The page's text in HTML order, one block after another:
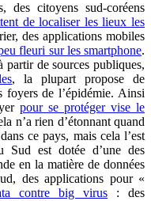
des citoyens sud-coréens
de localiser les lieux les
des applications mobiles
fleuri sur les smartphone.
partir de sources publiques,
, la plupart propose de
foyers de l’épidémie. Ainsi
pour se protéger vise le
n’a rien d’étonnant quand
ce pays, mais cela l’est
est dotée d’une des
en la matière de données
des applications pour «
contre big virus : des